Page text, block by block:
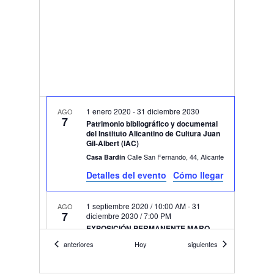
AGO
7
Patrimonio bibliográfico y documental
del Instituto Alicantino de Cultura Juan
Gil-Albert (IAC)
1 enero 2020 -31 diciembre 2030
Casa Bardín Calle San Fernando, 44, Alicante
Detalles del evento Cómo llegar
AGO
7
EXPOSICIÓN PERMANENTE MARQ
1 septiembre 2020 / 10:00 AM-31
diciembre 2030 / 7:00 PM
Marq Plza. Dr. Gómez Ulla, s/n, Alicante
Eventos
anteriores Hoy Eventos
siguientes